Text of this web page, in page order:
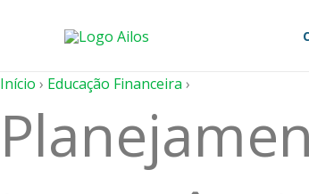
conteúdo
Início › Educação Financeira ›